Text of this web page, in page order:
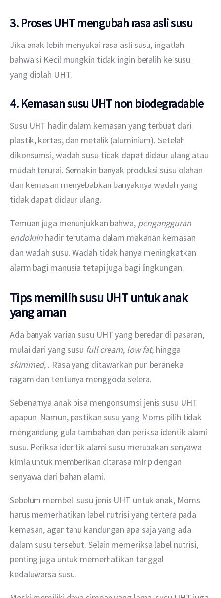
3. Proses UHT mengubah rasa asli susu
Jika anak lebih menyukai rasa asli susu, ingatlah
bahwa si Kecil mungkin tidak ingin beralih ke susu
yang diolah UHT.
4. Kemasan susu UHT non biodegradable
Susu UHT hadir dalam kemasan yang terbuat dari
plastik, kertas, dan metalik (aluminium). Setelah
dikonsumsi, wadah susu tidak dapat didaur ulang atau
mudah terurai. Semakin banyak produksi susu olahan
dan kemasan menyebabkan banyaknya wadah yang
tidak dapat didaur ulang.
Temuan juga menunjukkan bahwa, pengangguran
endokrin hadir terutama dalam makanan kemasan
dan wadah susu. Wadah tidak hanya meningkatkan
alarm bagi manusia tetapi juga bagi lingkungan.
Tips memilih susu UHT untuk anak
yang aman
Ada banyak varian susu UHT yang beredar di pasaran,
mulai dari yang susu full cream, low fat, hingga
skimmed, . Rasa yang ditawarkan pun beraneka
ragam dan tentunya menggoda selera.
Sebenarnya anak bisa mengonsumsi jenis susu UHT
apapun. Namun, pastikan susu yang Moms pilih tidak
mengandung gula tambahan dan periksa identik alami
susu. Periksa identik alami susu merupakan senyawa
kimia untuk memberikan citarasa mirip dengan
senyawa dari bahan alami.
Sebelum membeli susu jenis UHT untuk anak, Moms
harus memerhatikan label nutrisi yang tertera pada
kemasan, agar tahu kandungan apa saja yang ada
dalam susu tersebut. Selain memeriksa label nutrisi,
penting juga untuk memerhatikan tanggal
kedaluwarsa susu.